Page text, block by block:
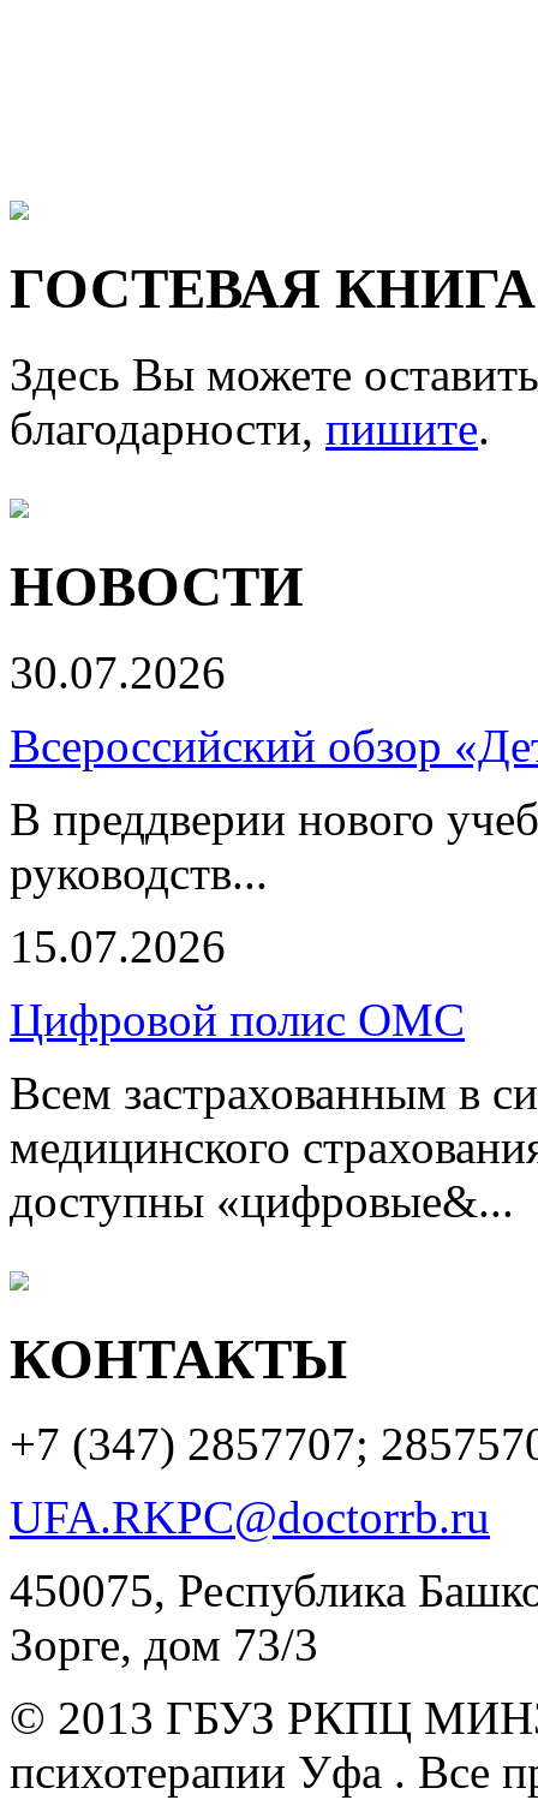
ГОСТЕВАЯ КНИГА
Здесь Вы можете
благодарности, пишите.
НОВОСТИ
30.07.2026
Всероссийский обзор
В преддверии нового
руководств...
15.07.2026
Цифровой полис ОМС
Всем застрахованным в
медицинского
доступны «цифровые&...
КОНТАКТЫ
+7 (347) 2857707;
UFA.RKPC@doctorrb.ru
450075, Республика
Зорге, дом 73/3
© 2013 ГБУЗ РКПЦ
психотерапии Уфа . Все